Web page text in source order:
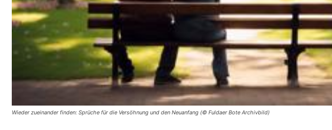
Wieder zueinander finden: Sprüche für die Versöhnung und den Neuanfang (© Fuldaer Bote Archivbild)